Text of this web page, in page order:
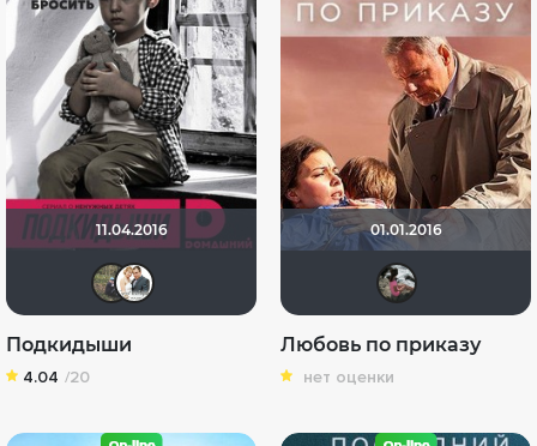
11.04.2016
Сергей Лисицкий
Подкидыши
4.04 /20
01.01.2016
Любовь по приказу
нет оценки